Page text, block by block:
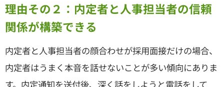
理由その２：内定者と人事担当者の信頼
関係が構築できる
内定者と人事担当者の顔合わせが採用面接だけの場合、
内定者はうまく本音を話せないことが多い傾向にありま
す。内定通知を送付後、深く話をしようと電話をして